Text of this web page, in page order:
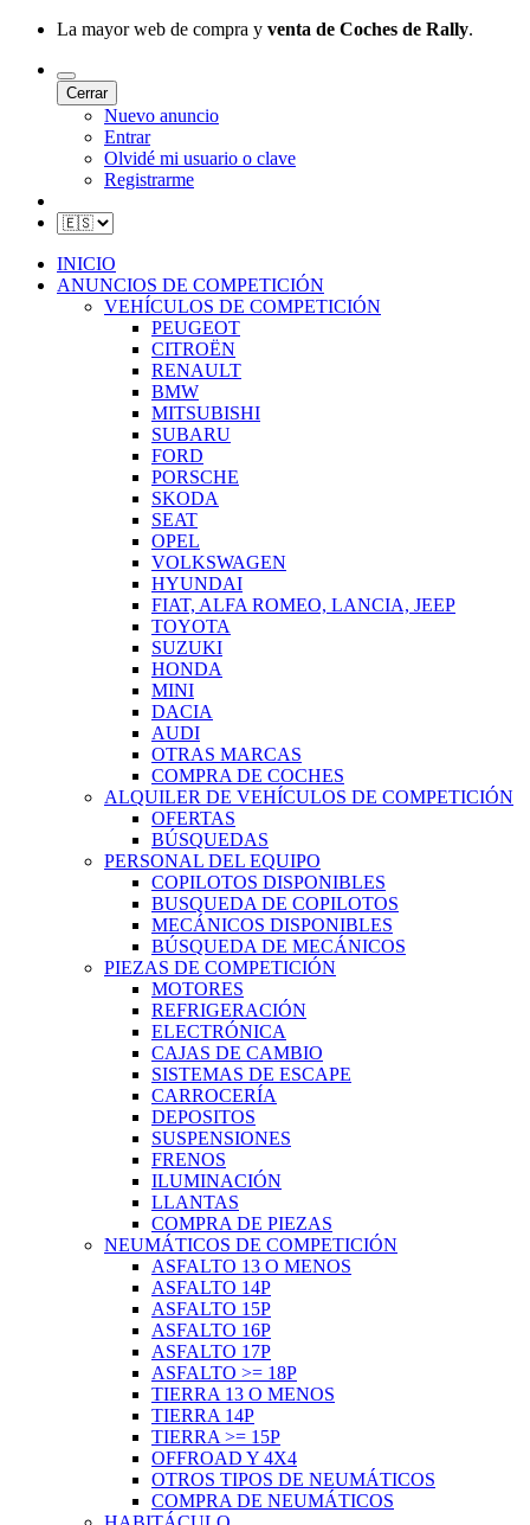
La mayor web de compra y venta de Coches de Rally.
Cerrar
Nuevo anuncio
Entrar
Olvidé mi usuario o clave
Registrarme
INICIO
ANUNCIOS DE COMPETICIÓN
VEHÍCULOS DE COMPETICIÓN
PEUGEOT
CITROËN
RENAULT
BMW
MITSUBISHI
SUBARU
FORD
PORSCHE
SKODA
SEAT
OPEL
VOLKSWAGEN
HYUNDAI
FIAT, ALFA ROMEO, LANCIA, JEEP
TOYOTA
SUZUKI
HONDA
MINI
DACIA
AUDI
OTRAS MARCAS
COMPRA DE COCHES
ALQUILER DE VEHÍCULOS DE COMPETICIÓN
OFERTAS
BÚSQUEDAS
PERSONAL DEL EQUIPO
COPILOTOS DISPONIBLES
BUSQUEDA DE COPILOTOS
MECÁNICOS DISPONIBLES
BÚSQUEDA DE MECÁNICOS
PIEZAS DE COMPETICIÓN
MOTORES
REFRIGERACIÓN
ELECTRÓNICA
CAJAS DE CAMBIO
SISTEMAS DE ESCAPE
CARROCERÍA
DEPOSITOS
SUSPENSIONES
FRENOS
ILUMINACIÓN
LLANTAS
COMPRA DE PIEZAS
NEUMÁTICOS DE COMPETICIÓN
ASFALTO 13 O MENOS
ASFALTO 14P
ASFALTO 15P
ASFALTO 16P
ASFALTO 17P
ASFALTO >= 18P
TIERRA 13 O MENOS
TIERRA 14P
TIERRA >= 15P
OFFROAD Y 4X4
OTROS TIPOS DE NEUMÁTICOS
COMPRA DE NEUMÁTICOS